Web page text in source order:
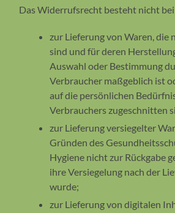
Das Widerrufsrecht besteht nicht
zur Lieferung von Waren,
sind und für deren
Auswahl oder Bestimmung
Verbraucher maßgeblich ist
auf die persönlichen
Verbrauchers zugeschnitten
zur Lieferung versiegelter
Gründen des
Hygiene nicht zur Rückgabe
ihre Versiegelung nach der
wurde;
zur Lieferung von digitalen